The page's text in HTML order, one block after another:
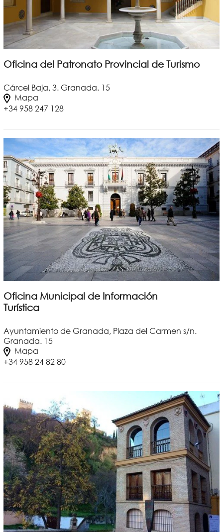
Oficina del Patronato Provincial de Turismo
Cárcel Baja, 3. Granada. 15
Mapa
+34 958 247 128
Oficina Municipal de Información
Turística
Ayuntamiento de Granada, Plaza del Carmen s/n.
Granada. 15
Mapa
+34 958 24 82 80